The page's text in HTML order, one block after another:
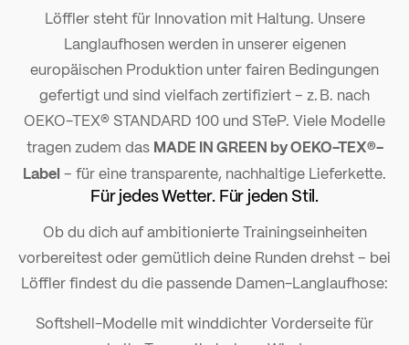
Löffler steht für Innovation mit Haltung. Unsere
Langlaufhosen werden in unserer eigenen
europäischen Produktion unter fairen Bedingungen
gefertigt und sind vielfach zertifiziert – z. B. nach
OEKO-TEX® STANDARD 100 und STeP. Viele Modelle
tragen zudem das MADE IN GREEN by OEKO-TEX®-
Label – für eine transparente, nachhaltige Lieferkette.
Für jedes Wetter. Für jeden Stil.
Ob du dich auf ambitionierte Trainingseinheiten
vorbereitest oder gemütlich deine Runden drehst – bei
Löffler findest du die passende Damen-Langlaufhose:
Softshell-Modelle mit winddichter Vorderseite für